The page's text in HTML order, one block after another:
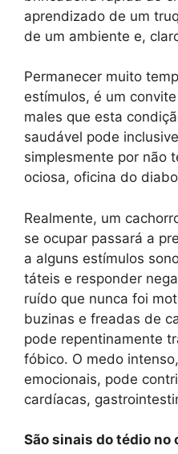
aprendizado de um
de um ambiente e,
Permanecer muito
estímulos, é um
males que esta
saudável pode
simplesmente por não
ociosa, oficina do
Realmente, um
se ocupar passará a
a alguns estímulos
táteis e responder
ruído que nunca foi
buzinas e freadas de
pode repentinamente
fóbico. O medo
emocionais, pode
cardíacas,
São sinais do tédio no